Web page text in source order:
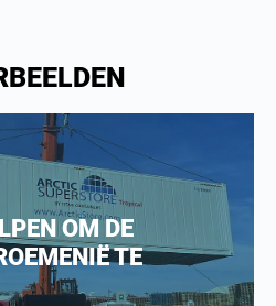
OM
OP TE SLAAN OP